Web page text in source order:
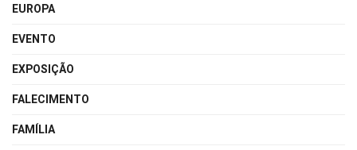
EUROPA
EVENTO
EXPOSIÇÃO
FALECIMENTO
FAMÍLIA